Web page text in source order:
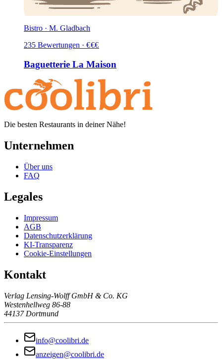
Bistro · M. Gladbach
235 Bewertungen · €€€
Baguetterie La Maison
Die besten Restaurants in deiner Nähe!
Unternehmen
Über uns
FAQ
Legales
Impressum
AGB
Datenschutzerklärung
KI-Transparenz
Cookie-Einstellungen
Kontakt
Verlag Lensing-Wolff GmbH & Co. KG
Westenhellweg 86-88
44137 Dortmund
info@coolibri.de
anzeigen@coolibri.de